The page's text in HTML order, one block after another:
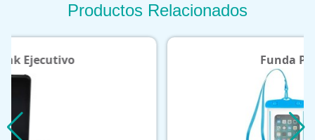
Productos Relacionados
Funda Portatodo